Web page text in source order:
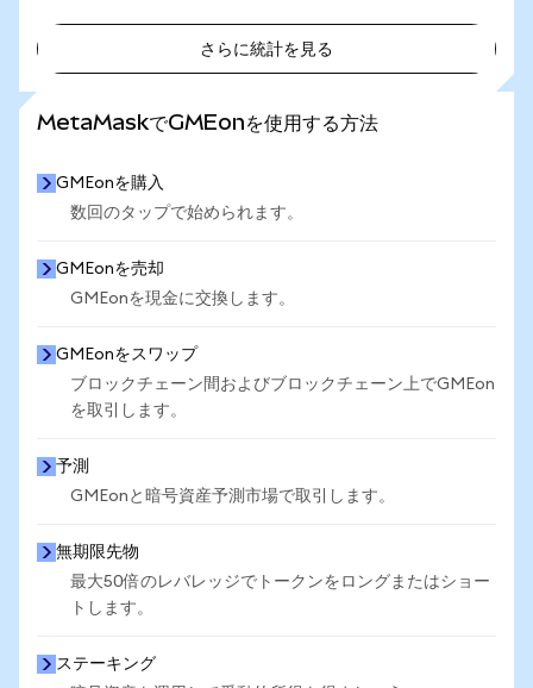
さらに統計を見る
MetaMaskでGMEonを使用する方法
GMEonを購入
数回のタップで始められます。
GMEonを売却
GMEonを現金に交換します。
GMEonをスワップ
ブロックチェーン間およびブロックチェーン上でGMEon
を取引します。
予測
GMEonと暗号資産予測市場で取引します。
無期限先物
最大50倍のレバレッジでトークンをロングまたはショー
トします。
ステーキング